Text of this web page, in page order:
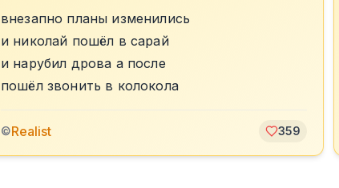
внезапно планы изменились
и николай пошёл в сарай
и нарубил дрова а после
пошёл звонить в колокола
©Realist 359